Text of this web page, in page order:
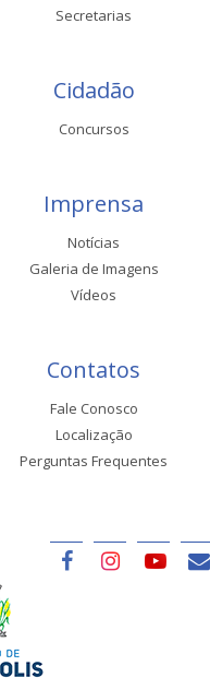
Secretarias
Cidadão
Concursos
Imprensa
Notícias
Galeria de Imagens
Vídeos
Contatos
Fale Conosco
Localização
Perguntas Frequentes